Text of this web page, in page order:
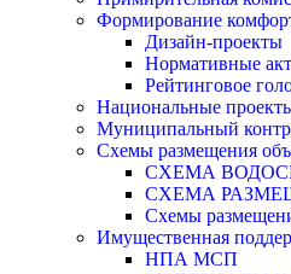
Формирование
Дизайн-проекты
Нормативные
Рейтинговое
Национальные
Муниципальный
Схемы размещения
СХЕМА
СХЕМА
Схемы
Имущественная
НПА МСП